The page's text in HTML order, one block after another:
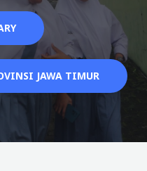
JAWA TIMUR